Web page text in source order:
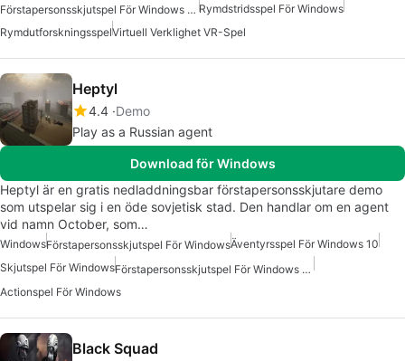
Förstapersonsskjutspel För Windows 10 Rymdstridsspel För Windows
RymdutforskningsspelVirtuell Verklighet VR-Spel
Heptyl
4.4 Demo
Play as a Russian agent
Download för Windows
Heptyl är en gratis nedladdningsbar förstapersonsskjutare demo
som utspelar sig i en öde sovjetisk stad. Den handlar om en agent
vid namn October, som…
WindowsFörstapersonsskjutspel För WindowsÄventyrsspel För Windows 10
Skjutspel För Windows
Förstapersonsskjutspel För Windows 10
Actionspel För Windows
Black Squad